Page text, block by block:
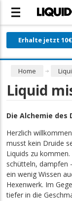
Erhalte jetzt
Home
Liquid
Die Alchemie des
Herzlich
musst kein Druide
Liquids zu
schütteln, dampfen
ein wenig Wissen
Hexenwerk. Im
tiefer in die